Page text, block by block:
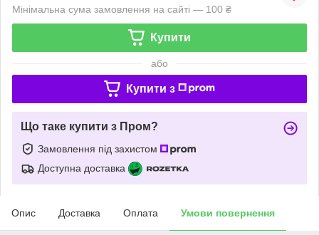
Мінімальна сума замовлення на сайті — 100 ₴
Купити
або
Купити з
Що таке купити з Пром?
Замовлення під захистом
Доступна доставка
Опис Доставка Оплата Умови повернення